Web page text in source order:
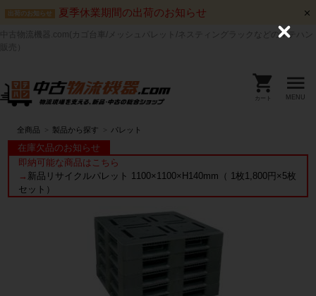
出荷のお知らせ 夏季休業期間の出荷のお知らせ
中古物流機器.com(カゴ台車/メッシュパレット/ネスティングラックなどのマテハン
カート MENU
全商品 製品から探す パレット
即納可能な商品はこちら
→ 新品リサイクルパレット 1100×1100×H140mm（ 1枚1,800円×5枚
セット）
C
e